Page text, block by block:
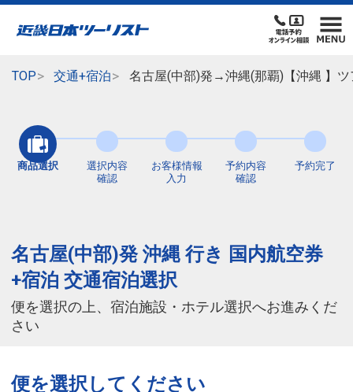
TOP 交通+宿泊 名古屋(中部)発→沖縄(那覇)【沖縄 】
商品選択
選択内容
確認
お客様情報
入力
予約内容
確認
予約完了
名古屋(中部)発 沖縄 行き 国内航空券
+宿泊 交通宿泊選択
便を選択の上、宿泊施設・ホテル選択へお進みくだ
さい
便を選択してください